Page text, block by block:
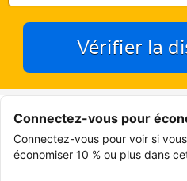
Vérifier la
Connectez-vous pour
Connectez-vous pour voir si
économiser 10 % ou plus dans